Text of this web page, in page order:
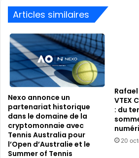
créer
des
liens
Articles similaires
Nexo annonce un
partenariat historique
dans le domaine de la
cryptomonnaie avec
Tennis Australia pour
l’Open d’Australie et le
Summer of Tennis
VTEX
: du
20